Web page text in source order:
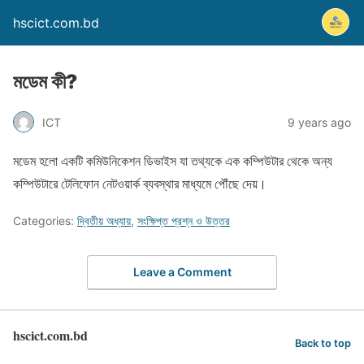
hscict.com.bd
মডেম কী?
ICT 9 years ago
মডেম হলো একটি কমিউনিকেশন ডিভাইস যা তথ্যকে এক কম্পিউটার থেকে অন্য
কম্পিউটারে টেলিফোন নেটওয়ার্ক ব্যবস্থার মাধ্যমে পৌঁছে দেয়।
Categories: দ্বিতীয় অধ্যায়, সংক্ষিপ্ত প্রশ্ন ও উত্তর
Leave a Comment
hscict.com.bd Back to top